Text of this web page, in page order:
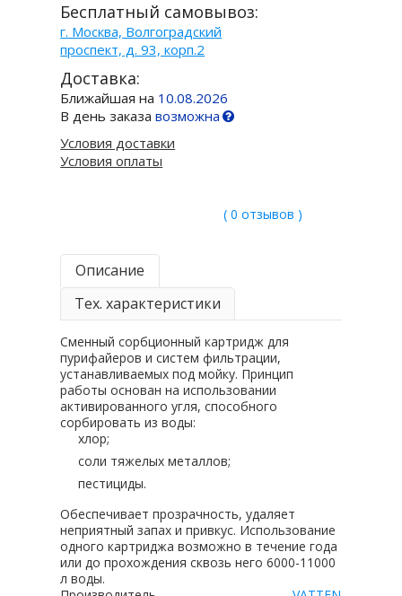
Бесплатный самовывоз:
г. Москва, Волгоградский
проспект, д. 93, корп.2
Доставка:
Ближайшая на 10.08.2026
В день заказавозможна
Условия доставки
Условия оплаты
( 0 отзывов )
Описание
Тех. характеристики
Сменный сорбционный картридж для
пурифайеров и систем фильтрации,
устанавливаемых под мойку. Принцип
работы основан на использовании
активированного угля, способного
сорбировать из воды:
хлор;
соли тяжелых металлов;
пестициды.
Обеспечивает прозрачность, удаляет
неприятный запах и привкус. Использование
одного картриджа возможно в течение года
или до прохождения сквозь него 6000-11000
л воды.